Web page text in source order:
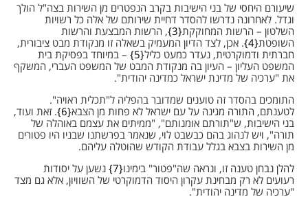
שיעורם היחסי של בני הישיבות בקרב הנפטרים מן השירות בצה"ל הולך
וגדל. לאחרונה נדרשו להסדר דחיית שירותם של אלה כל רשויות
השלטון – הרשות המחוקקת 3 , הרשות המבצעת והרשות
השופטת 4 . אכן, לצד הדיון המעמיק בשאלה זו מנקודת מבט ציבורית,
חברתית ודמוקרטית, נעדר כמעט כליל 5 – במיוחד בפסיקת בית
המשפט העליון – העיון בה מנקודת המבט של המשפט העברי, המשקף
את "ערכיה של מדינת ישראל כמדינה יהודית".
התומכים בהסדר זה טוענים שמדובר בהפליה ל"תכלית ראויה".
לטענתם, התורה מגינה על עם ישראל לא פחות מן הצבא 6 . זאת ועוד,
בני הישיבות, ש"תורתם אומנותם", "ממיתים את עצמם באוהלה של
תורה", ויש לנהוג בהם כבשבט לוי, שנאמר בפרשתנו שבניו היו פטורים
מן השירות בצבא בגלל עבודת הקודש שהוטלה עליהם.
להלן נבחן טענה זו, ונראה שה"פטור" בימינו 7 נשען על יסודות
רעועים לא רק מבחינת עקרון היסוד הדמוקרטי של השוויון, אלא גם מצד
"ערכיה של מדינה יהודית".